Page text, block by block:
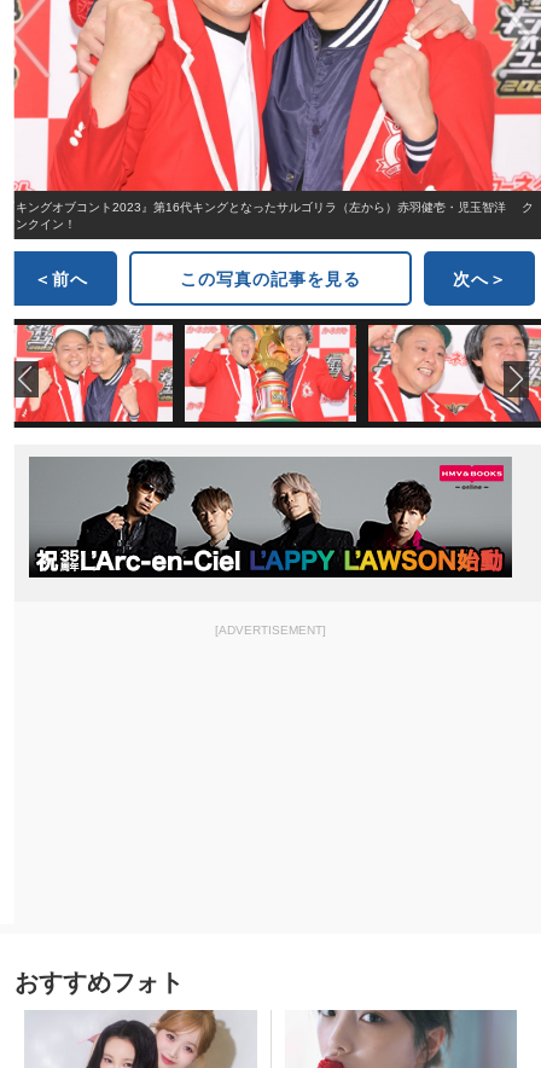
『キングオブコント2023』第16代キングとなったサルゴリラ（左から）赤羽健壱・児玉智洋 ク
ランクイン！
＜前へ この写真の記事を見る 次へ＞
[ADVERTISEMENT]
おすすめフォト